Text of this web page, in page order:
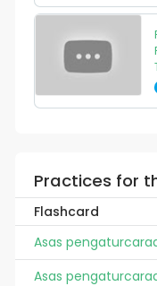
Practices for
Flashcard
Asas
Asas